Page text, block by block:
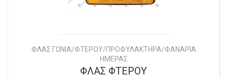
ΦΛΑΣ ΓΩΝΙΑ/ΦΤΕΡΟΥ/ΠΡΟΦΥΛΑΚΤΗΡΑ/ΦΑΝΑΡΙΑ
ΗΜΕΡΑΣ
ΦΛΑΣ ΦΤΕΡΟΥ